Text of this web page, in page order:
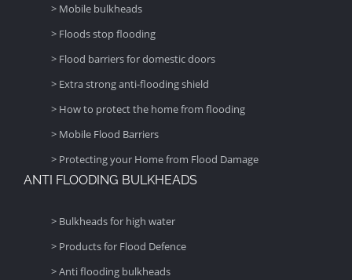
> Mobile bulkheads
> Floods stop flooding
> Flood barriers for domestic doors
> Extra strong anti-flooding shield
> How to protect the home from flooding
> Mobile Flood Barriers
> Protecting your Home from Flood Damage
ANTI FLOODING BULKHEADS
> Bulkheads for high water
> Products for Flood Defence
> Anti flooding bulkheads